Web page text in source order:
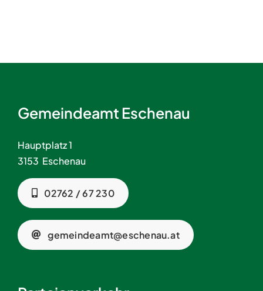
Gemeindeamt Eschenau
Hauptplatz 1
3153 Eschenau
02762 / 67 230
gemeindeamt@eschenau.at